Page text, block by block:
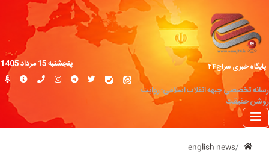
پایگاه خبری سراج۲۴
رسانه تخصصی جبهه انقلاب اسلامی؛ روایت
روشن حقیقت
پنجشنبه 15 مرداد 1405
english news